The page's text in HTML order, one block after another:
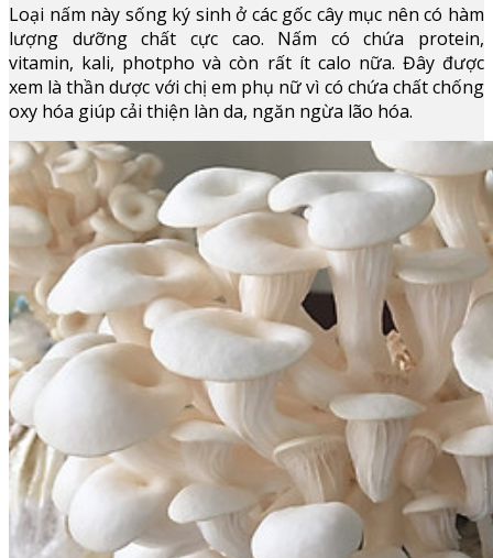
Loại nấm này sống ký sinh ở các gốc cây mục nên có hàm
lượng dưỡng chất cực cao. Nấm có chứa protein,
vitamin, kali, photpho và còn rất ít calo nữa. Đây được
xem là thần dược với chị em phụ nữ vì có chứa chất chống
oxy hóa giúp cải thiện làn da, ngăn ngừa lão hóa.